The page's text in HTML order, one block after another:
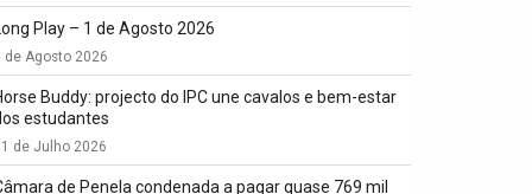
Play – 1 de Agosto 2026
de Agosto 2026
Buddy: projecto do IPC une cavalos e bem-estar
estudantes
de Julho 2026
de Penela condenada a pagar quase 769 mil